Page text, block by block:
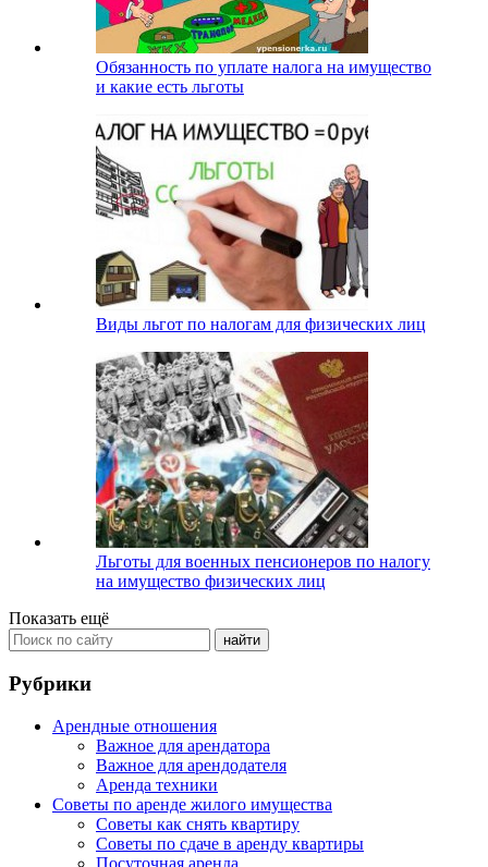
Обязанность по уплате налога на имущество
и какие есть льготы
Виды льгот по налогам для физических лиц
Льготы для военных пенсионеров по налогу
на имущество физических лиц
Показать ещё
Рубрики
Арендные отношения
Важное для арендатора
Важное для арендодателя
Аренда техники
Советы по аренде жилого имущества
Советы как снять квартиру
Советы по сдаче в аренду квартиры
Посуточная аренда